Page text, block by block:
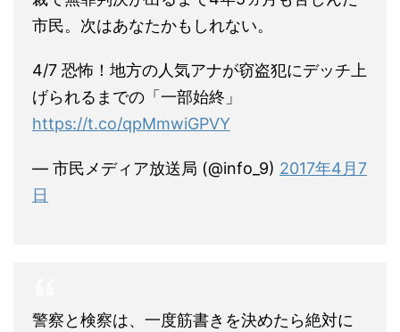
市民。次はあなたかもしれない。
4/7 恐怖！地方の人気アナが窃盗犯にデッチ上
げられるまでの「一部始終」
https://t.co/qpMmwiGPVY
— 市民メディア放送局 (@info_9) 2017年4月7
日
警察と検察は、一度筋書きを決めたら絶対に